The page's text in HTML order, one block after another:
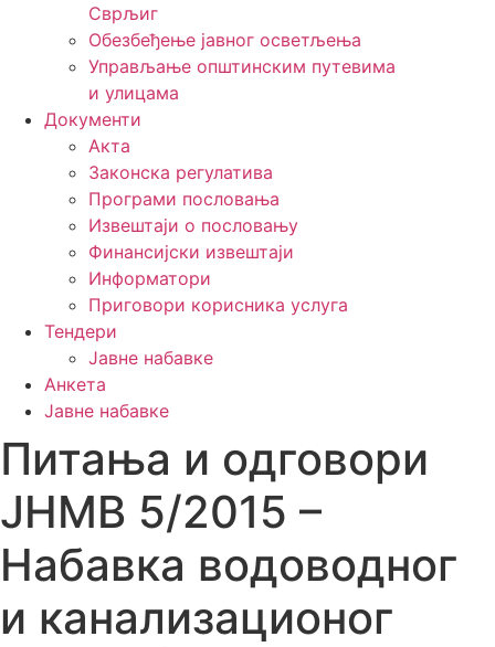
Сврљиг
Обезбеђење јавног осветљења
Управљање општинским путевима
и улицама
Документи
Акта
Законска регулатива
Програми пословања
Извештаји о пословању
Финансијски извештаји
Информатори
Приговори корисника услуга
Тендери
Јавне набавке
Анкета
Јавне набавке
Питања и одговори
ЈНМВ 5/2015 –
Набавка водоводног
и канализационог